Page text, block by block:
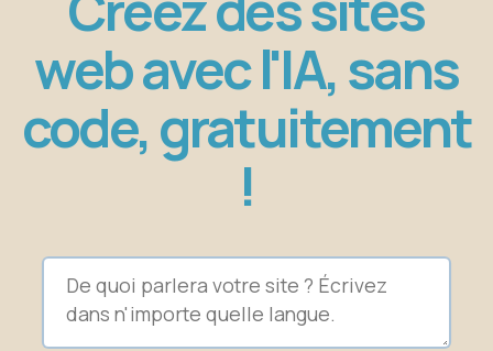
web avec l'IA, sans
code, gratuitement
!